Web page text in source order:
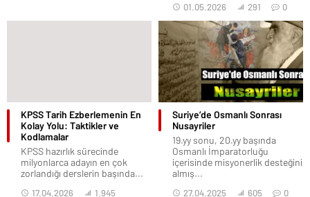
01.05.2026 291 0
KPSS Tarih Ezberlemenin En
Kolay Yolu: Taktikler ve
Kodlamalar
KPSS hazırlık sürecinde
milyonlarca adayın en çok
zorlandığı derslerin başında...
17.04.2026 1.945
Suriye’de Osmanlı Sonrası
Nusayriler
19.yy sonu, 20.yy başında
Osmanlı İmparatorluğu
içerisinde misyonerlik desteğini
almış...
27.04.2025 605 0